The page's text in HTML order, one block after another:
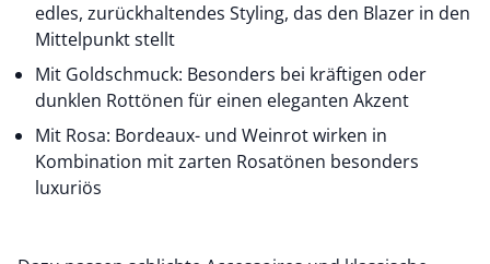
edles, zurückhaltendes Styling, das den Blazer in den
Mittelpunkt stellt
Mit Goldschmuck: Besonders bei kräftigen oder
dunklen Rottönen für einen eleganten Akzent
Mit Rosa: Bordeaux- und Weinrot wirken in
Kombination mit zarten Rosatönen besonders
luxuriös